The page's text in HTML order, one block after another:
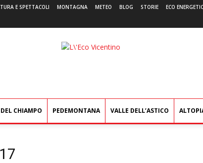
E SPETTACOLI MONTAGNA METEO BLOG STORIE ECO
L'Eco
CHIAMPO PEDEMONTANA VALLE DELL’ASTICO